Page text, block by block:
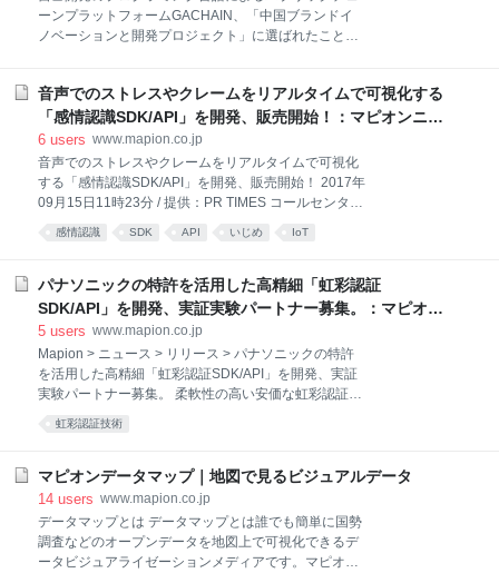
業をおこなっている株式会社BE NOBLE（所在地：東
京都中央区、代表取締役：飯塚 伸之）は、企業・法人
月9日より提供開始しました。 【画像
https://www.dreamnews.jp/?action_
ーンプラットフォームGACHAIN、「中国ブランドイ
ノベーションと開発プロジェクト」に選ばれたことを
り、ブロックチェーン技術の新たな適用がはじまりま
す~ 【開発】深セン智乾ブロックチェーン科技有限公
司 GACHAIN は政府商取引を目的としたパブリックチ
ェーンプラットフォームとして開発されました。 現
在、中国国内では既に政府業務による実用化が進んで
おり、企業や個人による商取引への導入も実現可能な
チェーン技術の新たな適用がはじまります。 [画像1:
3.jpg ] １．
音声でのストレスやクレームをリアルタイムで可視化する
「感情認識SDK/API」を開発、販売開始！：マピオンニュ
ース
6 users www.mapion.co.jp
音声でのストレスやクレームをリアルタイムで可視化
する「感情認識SDK/API」を開発、販売開始！ 2017年
09月15日11時23分 / 提供：PR TIMES コールセンター
やロボットなどの様々なシステムへ組み込み可能とな
りました 株式会社スワローインキュベートは、パナソ
識技術」「感情認識 SDK/API」開発し、販売ならびに
無料トライアル版の提供を開始します。 [画像:
https://prtimes.jp/i/9287/8/resize/d9287-8-583363-
県つくば市、代表取締役大野寿和）は、パナソニック
株式会社 （本社：大阪府門真市、代表取締役：津賀一
宏、以下パナソニック）の特許を活用した「音声によ
る感情認識技術」で 「怒り」「喜び」「平静」をリア
感情認識 SDK API いじめ IoT
パナソニックの特許を活用した高精細「虹彩認証
SDK/API」を開発、実証実験パートナー募集。：マピオン
ニュース
5 users www.mapion.co.jp
Mapion > ニュース > リリース > パナソニックの特許
を活用した高精細「虹彩認証SDK/API」を開発、実証
実験パートナー募集。 柔軟性の高い安価な虹彩認証シ
ステムでハードウェアメーカーやシステムインテグレ
ータなどのビジネスパートナーを募集します。 株式会
の特許を活用した「虹彩認証技術」「虹彩認証
SDK/API」を開発し、この度ハードウェアメーカーや
自動車会社、システムインテグレータ向けに実証実験
パートナーを募集開始します。 [画像:
https://prtimes.jp/i/9287/7/resize/d9287-7-569228-
虹彩認証技術
マピオンデータマップ｜地図で見るビジュアルデータ
14 users www.mapion.co.jp
データマップとは データマップとは誰でも簡単に国勢
調査などのオープンデータを地図上で可視化できるデ
ータビジュアライゼーションメディアです。マピオン